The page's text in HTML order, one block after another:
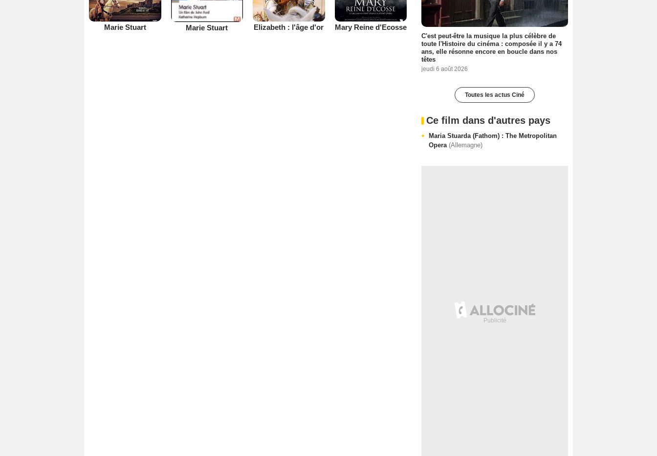
Marie Stuart Marie Stuart Elizabeth : l'âge d'or Mary Reine d'Ecosse
C'est peut-être la musique la plus célèbre de
toute l'Histoire du cinéma : composée il y a 74
ans, elle résonne encore en boucle dans nos
têtes
jeudi 6 août 2026
Toutes les actus Ciné
Ce film dans d'autres pays
Maria Stuarda (Fathom) : The Metropolitan
Opera (Allemagne)